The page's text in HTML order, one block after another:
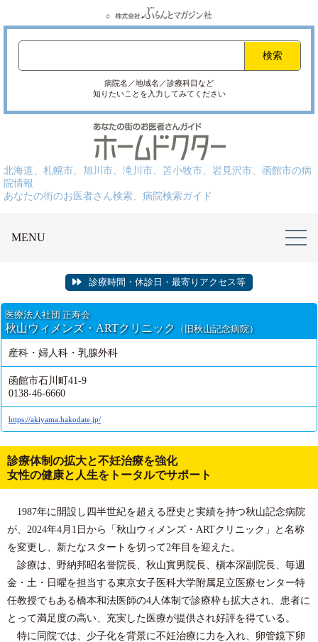
病院名／地域名／診療科目など
知りたいことを入力してみてください
北海道、札幌市、旭川市、滝川市、苫小牧市、岩見沢市、函館市の病
院情報
あなたの街のお医者さん検索、病院検索ガイド
MENU
診療時間・休診日・最寄りアクセス等
医療法人社団 正寿会
秋山ウィメンズ・ARTクリニック （旧秋山記念病院）
産科・婦人科・乳腺外科
函館市石川町41-9
0138-46-6660
https://akiyama.hakodate.jp/
診療体制の拡大と不妊治療を強化
女性の健康と人生をトータルでサポート
1987年に開設し四半世紀を超える歴史と実績を持つ秋山記念病院
が、2024年4月1日から「秋山ウィメンズ・ARTクリニック」と名称
を変更し、新たなスタートを切って2年目を迎えた。
診療は、野納邦昭名誉院長、秋山實男院長、槇本深副院長、毎週
金・土・日曜を担当する東京女子医科大学附属足立医療センター特
任教授でもある橋本和法医師の4人体制で診療枠も拡大され、患者に
とって満足度の高い、充実した医療が提供され好評を得ている。
特に同院では、少子化を背景に不妊治療に力を入れ、卵管鏡下卵